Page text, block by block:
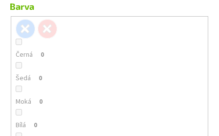
Barva
Černá 0
Šedá 0
Moká 0
Bílá 0